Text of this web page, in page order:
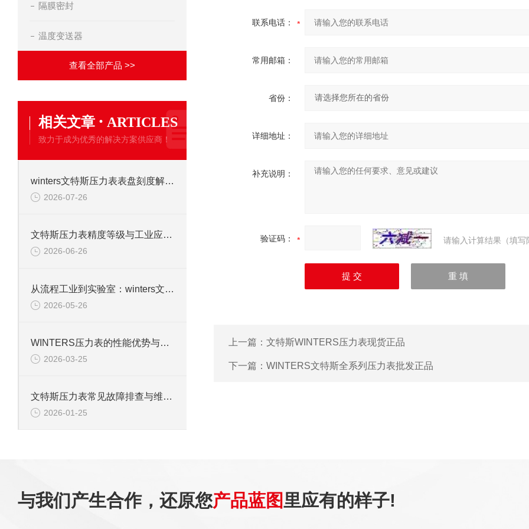
联系电话：
常用邮箱：
省份：
详细地址：
补充说明：
验证码： 请输入计算结果（填
上一篇： 文特斯WINTERS压力表现货正品
下一篇： WINTERS文特斯全系列压力表批发正品
隔膜密封
温度变送器
查看全部产品 >>
相关文章 · ARTICLES
致力于成为优秀的解决方案供应商！
winters文特斯压力表表盘刻度解读及现场安装注意事项
2026-07-26
文特斯压力表精度等级与工业应用场景解析
2026-06-26
从流程工业到实验室：winters文特斯压力表的多元应用场景
2026-05-26
WINTERS压力表的性能优势与行业适配性解析
2026-03-25
文特斯压力表常见故障排查与维护技巧
2026-01-25
与我们产生合作，还原您产品蓝图里应有的样子!